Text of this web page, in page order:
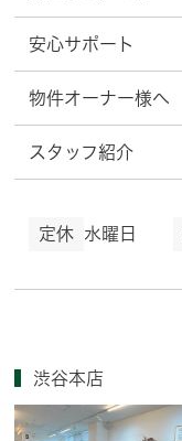
安心サポート
物件オーナー様へ
スタッフ紹介
定休 水曜日
渋谷本店